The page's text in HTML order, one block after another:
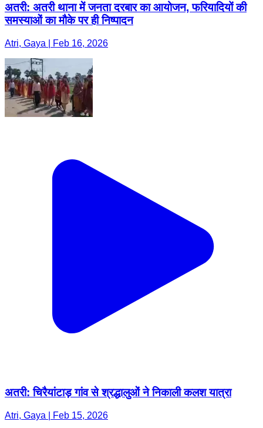
अतरी: अतरी थाना में जनता दरबार का आयोजन, फरियादियों की
समस्याओं का मौके पर ही निष्पादन
Atri, Gaya | Feb 16, 2026
अतरी: चिरैयांटाड़ गांव से श्रद्धालुओं ने निकाली कलश यात्रा
Atri, Gaya | Feb 15, 2026